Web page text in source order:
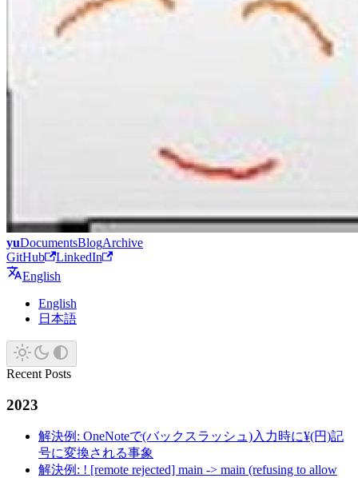
yuDocumentsBlogArchive
GitHub
LinkedIn
English
English
日本語
Recent Posts
2023
解決例: OneNoteで(バックスラッシュ)入力時に¥(円)記
号に変換される事象
解決例: ! [remote rejected] main -> main (refusing to allow